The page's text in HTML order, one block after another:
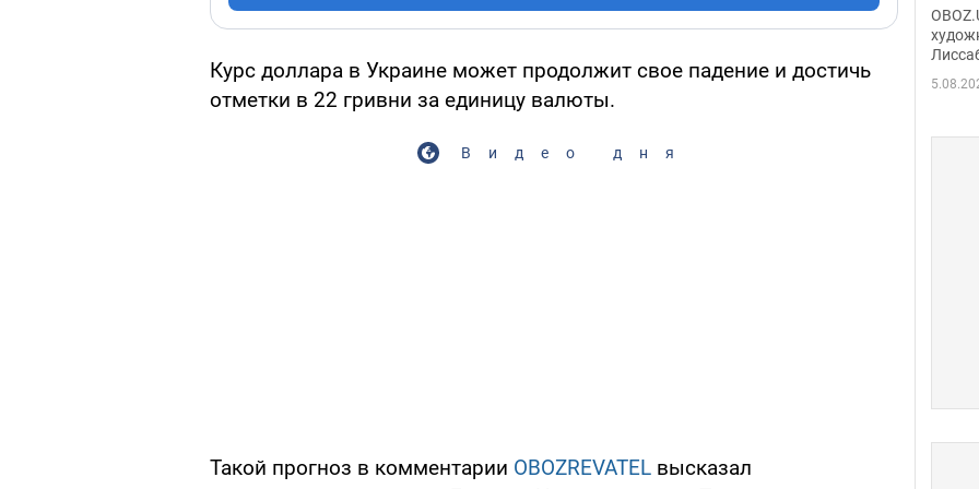
Курс доллара в Украине может продолжит свое падение и достичь
отметки в 22 гривни за единицу валюты.
Видео дня
Такой прогноз в комментарии OBOZREVATEL высказал
сына